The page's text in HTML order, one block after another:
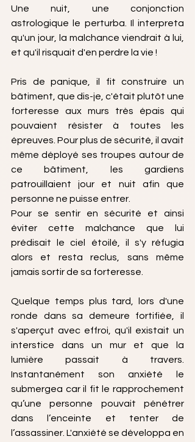
Une nuit, une conjonction
astrologique le perturba. Il interpreta
qu'un jour, la malchance viendrait à lui,
et qu'il risquait d'en perdre la vie !
Pris de panique, il fit construire un
bâtiment, que dis-je, c'était plutôt une
forteresse aux murs très épais qui
pouvaient résister à toutes les
épreuves. Pour plus de sécurité, il avait
même déployé ses troupes autour de
ce bâtiment, les gardiens
patrouillaient jour et nuit afin que
personne ne puisse entrer.
Pour se sentir en sécurité et ainsi
éviter cette malchance que lui
prédisait le ciel étoilé, il s'y réfugia
alors et resta reclus, sans même
jamais sortir de sa forteresse.
Quelque temps plus tard, lors d'une
ronde dans sa demeure fortifiée, il
s'aperçut avec effroi, qu'il existait un
interstice dans un mur et que la
lumière passait à travers.
Instantanément son anxiété le
submergea car il fit le rapprochement
qu’une personne pouvait pénétrer
dans l’enceinte et tenter de
l’assassiner. L'anxiété se développa en